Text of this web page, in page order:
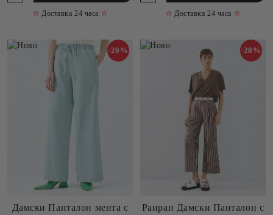
✫ Доставка 24 часа ✫ ✫ Доставка 24 часа ✫
Дамски Панталон мента с
-20%
Раиран Дамски Панталон с
-20%